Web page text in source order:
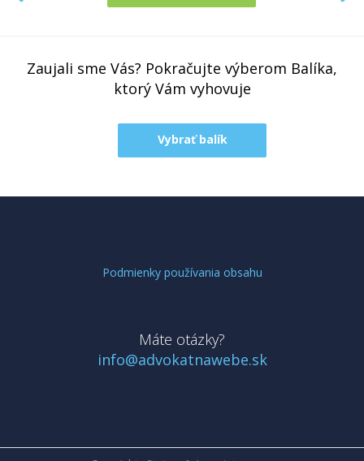
Zaujali sme Vás? Pokračujte výberom Balíka,
ktorý Vám vyhovuje
Vybrať balík
Podmienky používania obsahu
Máte otázky?
info@advokatnawebe.sk